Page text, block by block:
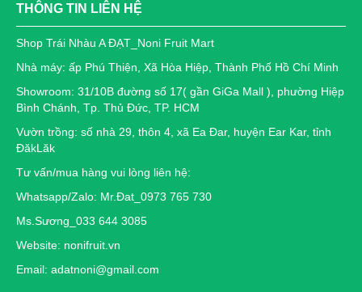
THÔNG TIN LIÊN HỆ
Shop Trái Nhàu A ĐẠT_Noni Fruit Mart
Nhà máy: ấp Phú Thiện, Xã Hòa Hiệp, Thành Phố Hồ Chí Minh
Showroom: 31/10B đường số 17( gần GiGa Mall ), phường Hiệp
Bình Chánh, Tp. Thủ Đức, TP. HCM
Vườn trồng: số nhà 29, thôn 4, xã Ea Đar, huyện Ear Kar, tỉnh
ĐăkLăk
Tư vấn/mua hàng vui lòng liên hệ:
Whatsapp/Zalo: Mr.Đat_0973 765 730
Ms.Sương_033 644 3085
Website: nonifruit.vn
Email: adatnoni@gmail.com